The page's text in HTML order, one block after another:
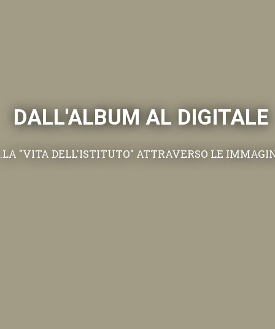
DALL'ALBUM AL DIGITALE
.LA "VITA DELL'ISTITUTO" ATTRAVERSO LE